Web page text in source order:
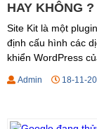
HAY KHÔNG ?
Site Kit là một
định cấu hình các
khiển WordPress
Admin 18-11-